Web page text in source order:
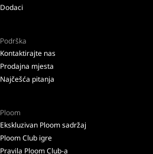
Dodaci
Podrška
Kontaktirajte nas
Prodajna mjesta
Najčešća pitanja
Ploom
Ekskluzivan Ploom sadržaj
Ploom Club igre
Pravila Ploom Club-a